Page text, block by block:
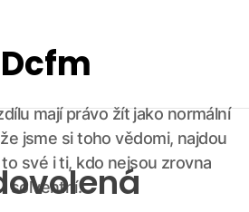
Dcfm
mají právo žít jako normální
jsme si toho vědomi, najdou
své i ti, kdo nejsou zrovna
solventní.